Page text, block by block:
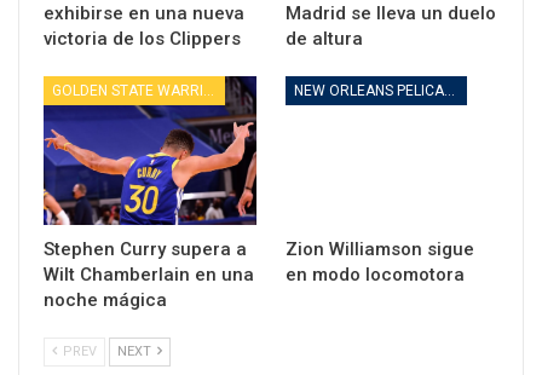
exhibirse en una nueva
victoria de los Clippers
Madrid se lleva un duelo
de altura
GOLDEN STATE WARRIORS
Stephen Curry supera a
Wilt Chamberlain en una
noche mágica
NEW ORLEANS PELICANS
Zion Williamson sigue
en modo locomotora
PREV NEXT